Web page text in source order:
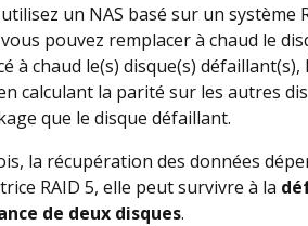
un NAS basé sur un système
pouvez remplacer à chaud le
à chaud le(s) disque(s)
calculant la parité sur les autres
que le disque défaillant.
la récupération des données
RAID 5, elle peut survivre à la
de deux disques.